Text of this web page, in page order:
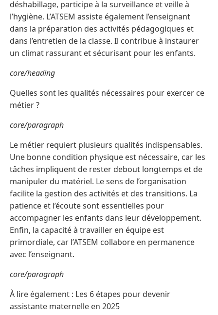
déshabillage, participe à la surveillance et veille à
l’hygiène. L’ATSEM assiste également l’enseignant
dans la préparation des activités pédagogiques et
dans l’entretien de la classe. Il contribue à instaurer
un climat rassurant et sécurisant pour les enfants.
core/heading
Quelles sont les qualités nécessaires pour exercer ce
métier ?
core/paragraph
Le métier requiert plusieurs qualités indispensables.
Une bonne condition physique est nécessaire, car les
tâches impliquent de rester debout longtemps et de
manipuler du matériel. Le sens de l’organisation
facilite la gestion des activités et des transitions. La
patience et l’écoute sont essentielles pour
accompagner les enfants dans leur développement.
Enfin, la capacité à travailler en équipe est
primordiale, car l’ATSEM collabore en permanence
avec l’enseignant.
core/paragraph
À lire également : Les 6 étapes pour devenir
assistante maternelle en 2025